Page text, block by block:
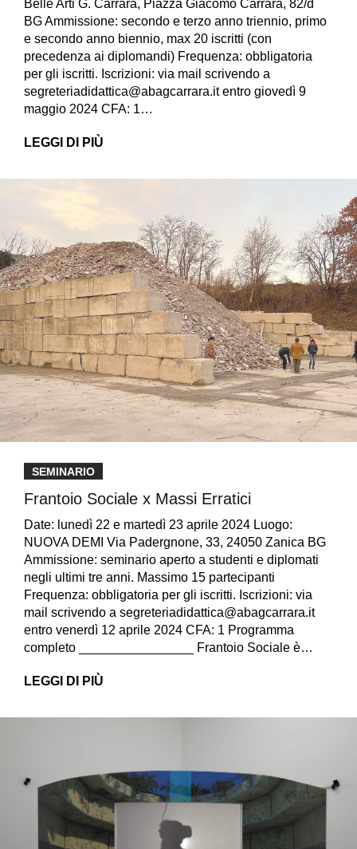
Belle Arti G. Carrara, Piazza Giacomo Carrara, 82/d
BG Ammissione: secondo e terzo anno triennio, primo
e secondo anno biennio, max 20 iscritti (con
precedenza ai diplomandi) Frequenza: obbligatoria
per gli iscritti. Iscrizioni: via mail scrivendo a
segreteriadidattica@abagcarrara.it entro giovedì 9
maggio 2024 CFA: 1…
LEGGI DI PIÙ
SEMINARIO
Frantoio Sociale x Massi Erratici
Date: lunedì 22 e martedì 23 aprile 2024 Luogo:
NUOVA DEMI Via Padergnone, 33, 24050 Zanica BG
Ammissione: seminario aperto a studenti e diplomati
negli ultimi tre anni. Massimo 15 partecipanti
Frequenza: obbligatoria per gli iscritti. Iscrizioni: via
mail scrivendo a segreteriadidattica@abagcarrara.it
entro venerdì 12 aprile 2024 CFA: 1 Programma
completo ________________ Frantoio Sociale è…
LEGGI DI PIÙ